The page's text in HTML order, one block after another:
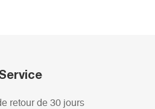
retour de 30 jours